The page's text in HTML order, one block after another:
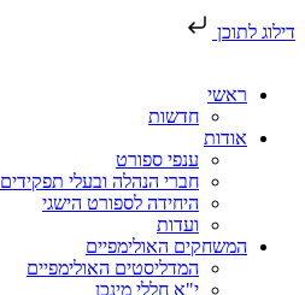
דילוג לתוכן
ראשי
חדשות
אודות
ענפי ספורט
חברי הנהלה ובעלי תפקידים
היחידה לספורט הישגי
ועדות
המשחקים האולימפיים
המדליסטים האולימפיים
י"א חללי מינכן